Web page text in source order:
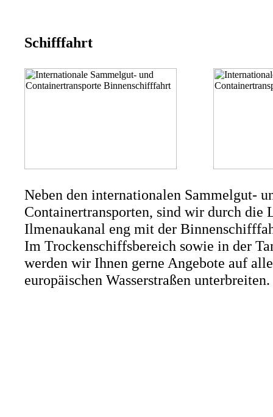
Schifffahrt
Neben den internationalen Sammelgut-
Containertransporten, sind wir durch die
Ilmenaukanal eng mit der
Im Trockenschiffsbereich sowie in der
werden wir Ihnen gerne Angebote auf
europäischen Wasserstraßen unterbreiten.